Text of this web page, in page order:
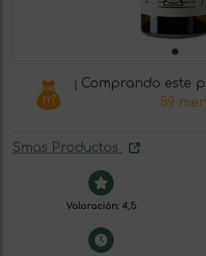
¡ Comprando este
59
Smas Productos
Valoración: 4,5